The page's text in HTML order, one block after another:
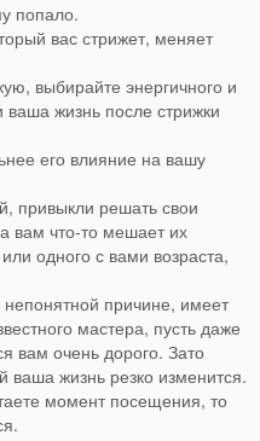
попало.
вас стрижет, меняет
выбирайте энергичного и
ваша жизнь после стрижки
его влияние на вашу
привыкли решать свои
вам что-то мешает их
одного с вами возраста,
непонятной причине, имеет
мастера, пусть даже
вам очень дорого. Зато
ваша жизнь резко изменится.
момент посещения, то